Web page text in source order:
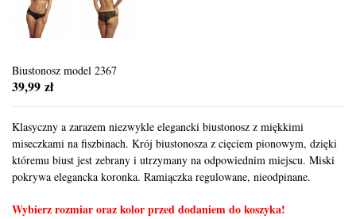
Biustonosz model 2367
39,99 zł
Klasyczny a zarazem niezwykle elegancki biustonosz z miękkimi
miseczkami na fiszbinach. Krój biustonosza z cięciem pionowym, dzięki
któremu biust jest zebrany i utrzymany na odpowiednim miejscu. Miski
pokrywa elegancka koronka. Ramiączka regulowane, nieodpinane.
Wybierz rozmiar oraz kolor przed dodaniem do koszyka!